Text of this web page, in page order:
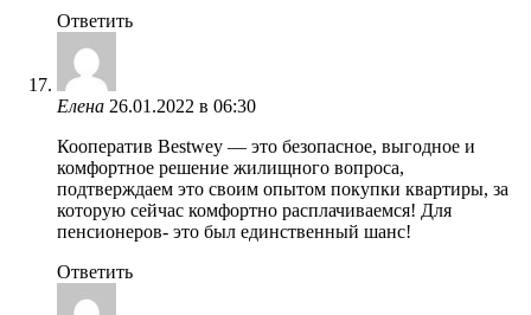
Ответить
Елена 26.01.2022 в 06:30
Кооператив Bestwey — это безопасное, выгодное и
комфортное решение жилищного вопроса,
подтверждаем это своим опытом покупки квартиры, за
которую сейчас комфортно расплачиваемся! Для
пенсионеров- это был единственный шанс!
Ответить